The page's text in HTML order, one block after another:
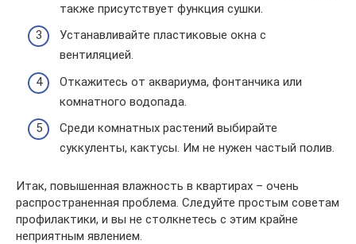
также присутствует функция сушки.
Устанавливайте пластиковые окна с
вентиляцией.
Откажитесь от аквариума, фонтанчика или
комнатного водопада.
Среди комнатных растений выбирайте
суккуленты, кактусы. Им не нужен частый полив.
Итак, повышенная влажность в квартирах – очень
распространенная проблема. Следуйте простым советам
профилактики, и вы не столкнетесь с этим крайне
неприятным явлением.